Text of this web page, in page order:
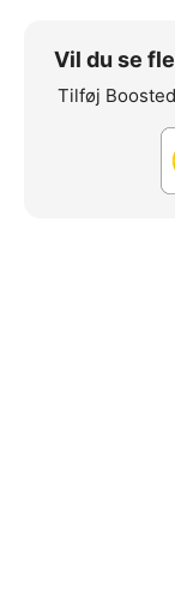
Vil du se
Tilføj